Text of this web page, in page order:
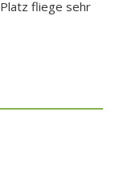
fliege sehr